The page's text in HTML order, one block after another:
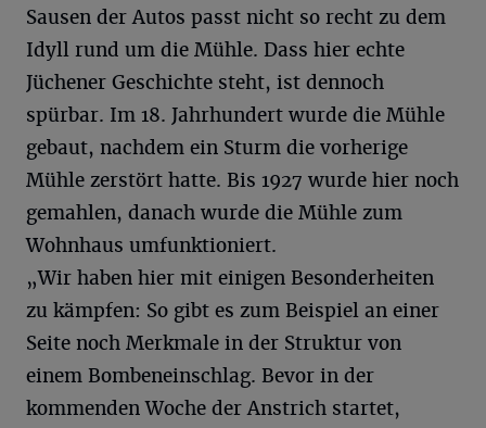
Sausen der Autos passt nicht so recht zu dem
Idyll rund um die Mühle. Dass hier echte
Jüchener Geschichte steht, ist dennoch
spürbar. Im 18. Jahrhundert wurde die Mühle
gebaut, nachdem ein Sturm die vorherige
Mühle zerstört hatte. Bis 1927 wurde hier noch
gemahlen, danach wurde die Mühle zum
Wohnhaus umfunktioniert.
„Wir haben hier mit einigen Besonderheiten
zu kämpfen: So gibt es zum Beispiel an einer
Seite noch Merkmale in der Struktur von
einem Bombeneinschlag. Bevor in der
kommenden Woche der Anstrich startet,